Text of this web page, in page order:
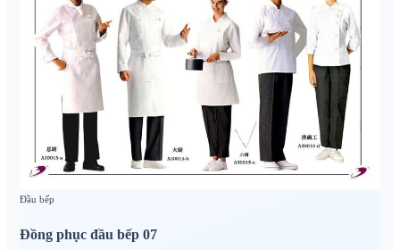
Đầu bếp
Đồng phục đầu bếp 07